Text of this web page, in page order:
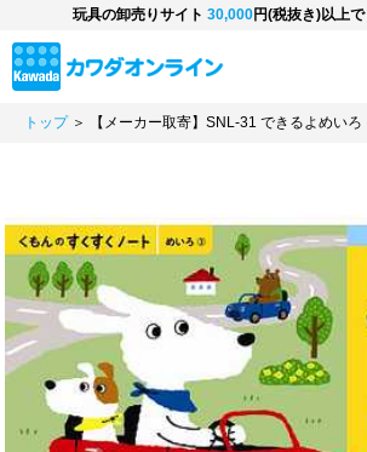
玩具の卸売りサイト 30,000円(税抜き)以上で
トップ＞ 【メーカー取寄】SNL-31 できるよめいろ